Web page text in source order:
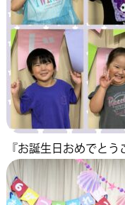
『お誕生日おめでとう